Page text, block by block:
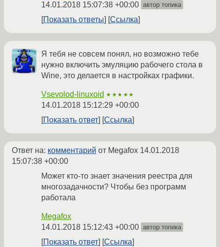
14.01.2018 15:07:38 +00:00 автор топика
Показать ответы Ссылка
Я тебя не совсем понял, но возможно тебе
нужно включить эмуляцию рабочего стола в
Wine, это делается в настройках графики.
Vsevolod-linuxoid ★★★★★
14.01.2018 15:12:29 +00:00
Показать ответ
Ссылка
Ответ на: комментарий от Megafox 14.01.2018
15:07:38 +00:00
Может кто-то знает значения реестра для
многозадачности? Чтобы без программ
работала
Megafox
14.01.2018 15:12:43 +00:00 автор топика
Показать ответ Ссылка